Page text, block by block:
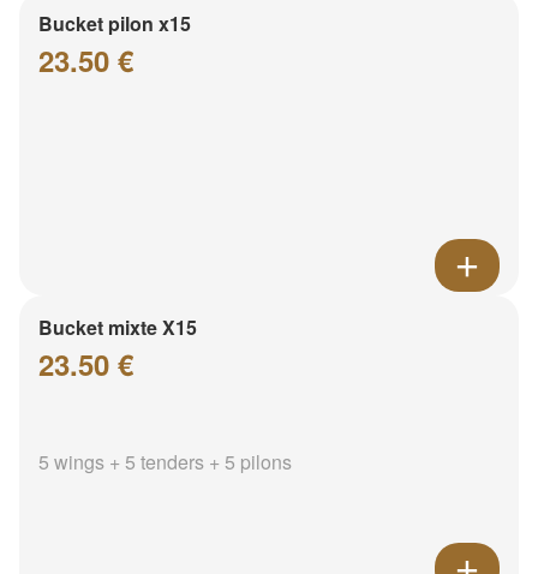
Bucket pilon x15
23.50 €
Bucket mixte X15
23.50 €
5 wings + 5 tenders + 5 pilons